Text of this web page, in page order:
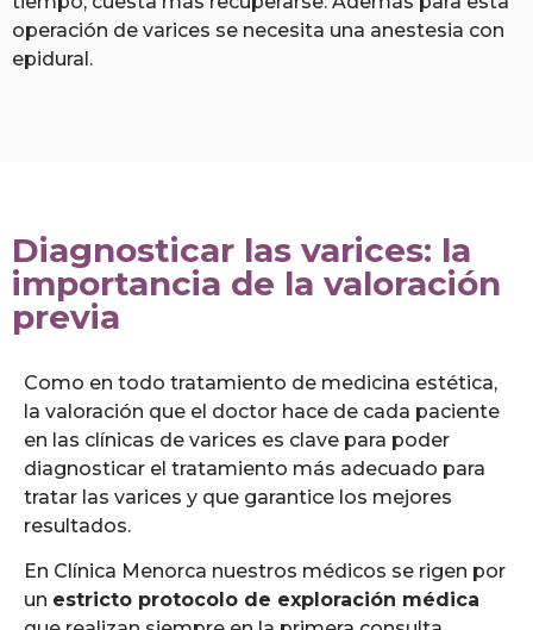
operación de varices se necesita una anestesia con
epidural.
Diagnosticar las varices: la
importancia de la valoración
previa
Como en todo tratamiento de medicina estética,
la valoración que el doctor hace de cada paciente
en las clínicas de varices es clave para poder
diagnosticar el tratamiento más adecuado para
tratar las varices y que garantice los mejores
resultados.
En Clínica Menorca nuestros médicos se rigen por
un estricto protocolo de exploración médica